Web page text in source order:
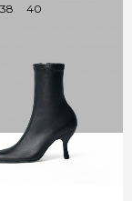
38 40